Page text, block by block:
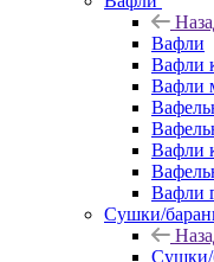
Вафли
Вафли
Вафли
Вафли
Вафли
Сушки/
Сушки/